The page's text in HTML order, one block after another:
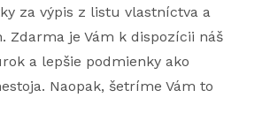
za výpis z listu vlastníctva a
Zdarma je Vám k dispozícii náš
a lepšie podmienky ako
Naopak, šetríme Vám to